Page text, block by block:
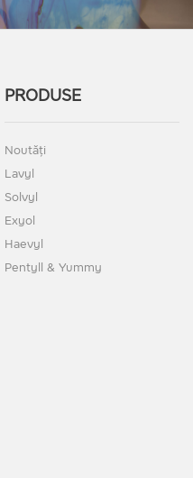
PRODUSE
Noutăți
Lavyl
Solvyl
Exyol
Haevyl
Pentyll & Yummy